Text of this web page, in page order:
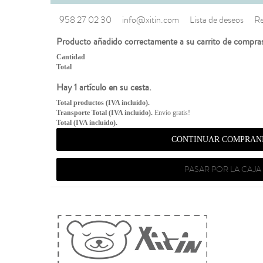
958 27 02 30 info@xitin.com Lista de deseos
Producto añadido correctamente a su carrito de
Cantidad
Total
Hay 1 artículo en su cesta.
Total productos (IVA incluído).
Transporte Total (IVA incluído). Envío gratis!
Total (IVA incluído).
CONTINUAR
PASAR POR LA CAJA